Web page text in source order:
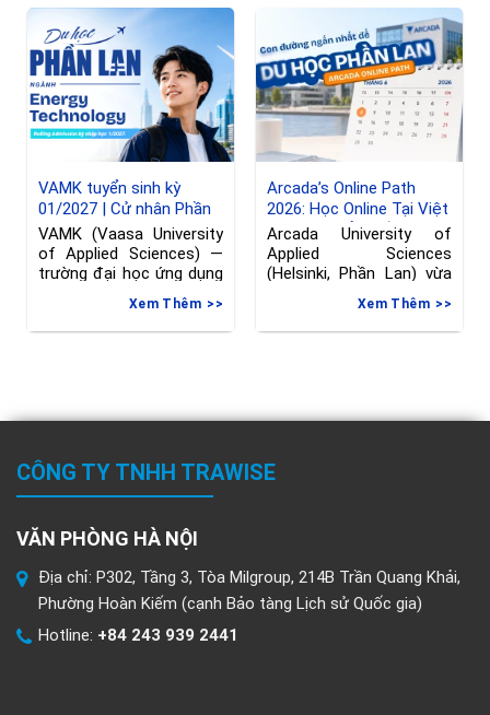
VAMK tuyển sinh kỳ
01/2027 | Cử nhân Phần
Lan ngành Kỹ thuật
VAMK (Vaasa University
of Applied Sciences) —
trường đại học ứng dụng
Xem Thêm
Arcada’s Online Path
2026: Học Online Tại Việt
Nam, Chuyển Tiếp Sang
Phần Lan, hạn đăng ký
đến 08/06/2026
Arcada University of
Applied Sciences
(Helsinki, Phần Lan) vừa
gia hạn deadline nộp đơn
Xem Thêm
CÔNG TY TNHH TRAWISE
VĂN PHÒNG HÀ NỘI
Địa chỉ: P302, Tầng 3, Tòa Milgroup, 214B Trần Quang Khải,
Phường Hoàn Kiếm (cạnh Bảo tàng Lịch sử Quốc gia)
Hotline: +84 243 939 2441